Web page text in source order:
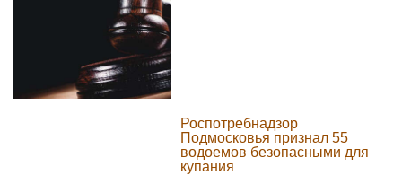
Роспотребнадзор
Подмосковья признал 55
водоемов безопасными для
купания